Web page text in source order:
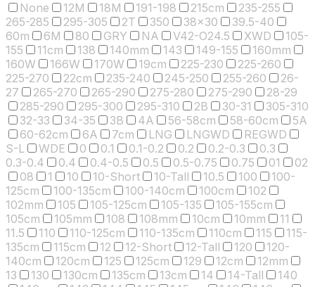
None 12M 18M 191-198 215cm
235-255
265-285
295-305 2T 350 38x30
39.5-40
60m
6M 80 GRY NA V42-O24.5 XWD
105-
155
11cm 138 140mm 143 149-155
160mm
160W
166W 170W 19cm 225-230
225-260
225-270
22cm 235-240 245-250 255-260
26-
27
265-270 265-290 275-280 275-290
28-29
285-290
295-300 295-310 2B 30-31
305-310
32-33
34-35 3B 4A 56-58cm 58-60cm
5A
60-62cm
6A 7cm LNG LNGWD
REGWD
S-L
WDE 0 0.1 0.1-0.2 0.2 0.2-0.3
0.3
0.3-0.4
0.4 0.4-0.5 0.5 0.5-0.75 0.75 01
02
08
1 10 10-Short 10-Tall 10.5 100
100-
125cm
100-135cm 100-140cm 100cm
102
102mm
105 105-125cm 105-135
105-155cm
105cm
105mm 108 108mm 10cm 10mm
11
11.5
110 110-125cm 110-135cm 110cm 115
115-
135cm
115cm 12 12-Short 12-Tall 120
120-
140cm
120cm 125 125cm 129 12cm
12mm
13
130 130cm 135cm 13cm 14 14-Tall
140